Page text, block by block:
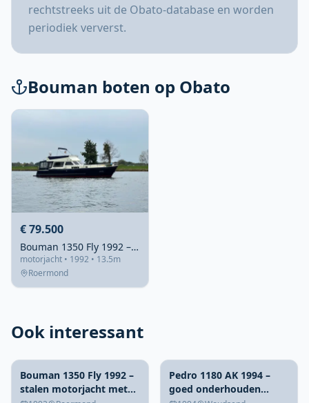
rechtstreeks uit de Obato-database en worden
periodiek ververst.
Bouman boten op Obato
€ 79.500
Bouman 1350 Fly 1992 – stalen motorjacht met flybridge
motorjacht • 1992 • 13.5m
Roermond
Ook interessant
Bouman 1350 Fly 1992 –
stalen motorjacht met
Pedro 1180 AK 1994 –
goed onderhouden